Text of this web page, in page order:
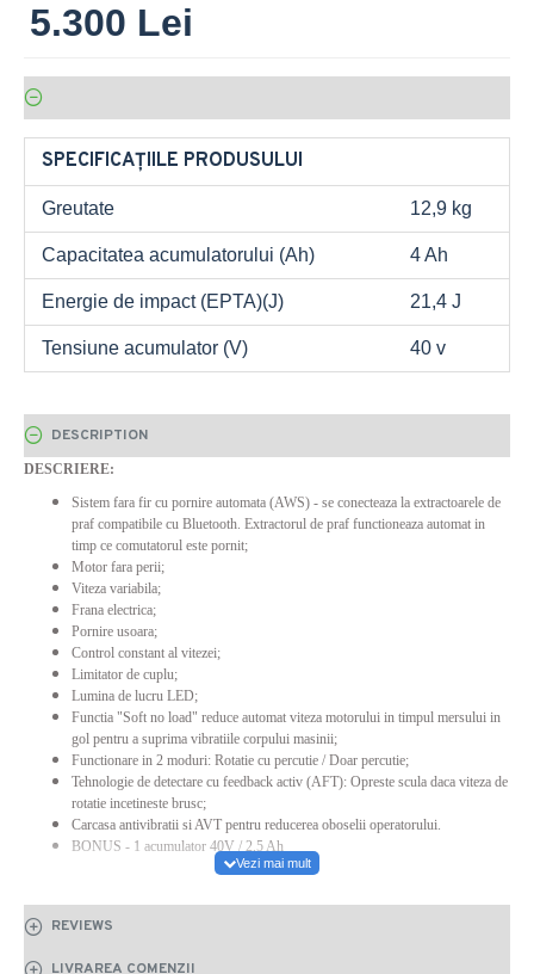
5.300 Lei
SPECIFICAȚIILE PRODUSULUI
Greutate 12,9 kg
Capacitatea acumulatorului (Ah) 4 Ah
Energie de impact (EPTA)(J) 21,4 J
Tensiune acumulator (V) 40 v
DESCRIPTION
DESCRIERE:
Sistem fara fir cu pornire automata (AWS) - se conecteaza la extractoarele de
praf compatibile cu Bluetooth. Extractorul de praf functioneaza automat in
timp ce comutatorul este pornit;
Motor fara perii;
Viteza variabila;
Frana electrica;
Pornire usoara;
Control constant al vitezei;
Limitator de cuplu;
Lumina de lucru LED;
Functia "Soft no load" reduce automat viteza motorului in timpul mersului in
gol pentru a suprima vibratiile corpului masinii;
Functionare in 2 moduri: Rotatie cu percutie / Doar percutie;
Tehnologie de detectare cu feedback activ (AFT): Opreste scula daca viteza de
rotatie incetineste brusc;
Carcasa antivibratii si AVT pentru reducerea oboselii operatorului.
BONUS - 1 acumulator 40V / 2,5 Ah
CARACTERISTICI:
REVIEWS
LIVRAREA COMENZII